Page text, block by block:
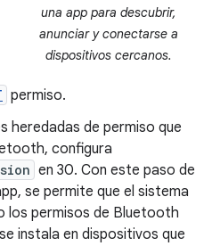
una app para descubrir,
anunciar y conectarse a
dispositivos cercanos.
permiso.
heredadas de permiso que
configura
en 30. Con este paso de
se permite que el sistema
los permisos de Bluetooth
instala en dispositivos que